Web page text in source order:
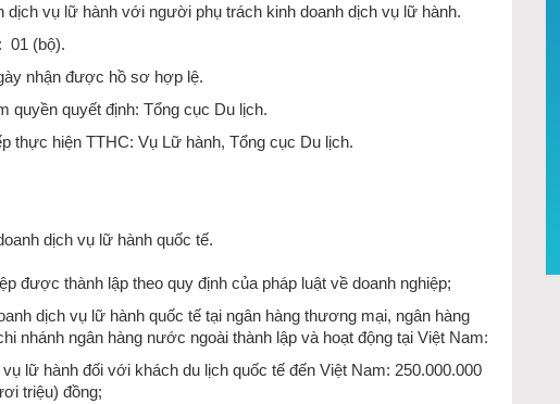
dịch vụ lữ hành với người phụ trách kinh doanh dịch vụ lữ hành.
01 (bộ).
nhận được hồ sơ hợp lệ.
quyền quyết định: Tổng cục Du lịch.
thực hiện TTHC: Vụ Lữ hành, Tổng cục Du lịch.
dịch vụ lữ hành quốc tế.
được thành lập theo quy định của pháp luật về doanh nghiệp;
dịch vụ lữ hành quốc tế tại ngân hàng thương mại, ngân hàng
nhánh ngân hàng nước ngoài thành lập và hoạt động tại Việt Nam:
lữ hành đối với khách du lịch quốc tế đến Việt Nam: 250.000.000
triệu) đồng;